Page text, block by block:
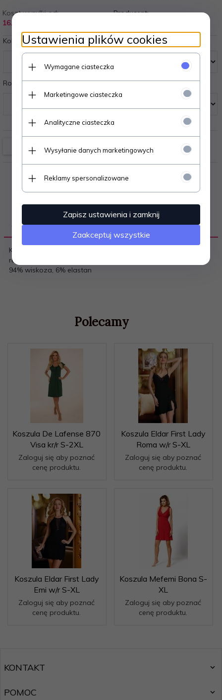
Koszt wysyłki od:
16.99 PLN
Producent:
Kolory:
Rozmiary:
OPIS PRODUKTU
Koszula damska - z delikatnej wiskozy - na wąskim,
regulowanym ramiączku - dekolt zdobiony kokardką Skład:
94% wiskoza, 6% elastan
Polecamy
Koszula De Lafense 870
Visa kr/r S-2XL
Zaloguj się aby poznać
cenę produktu.
Koszula Eldar First Lady
Roma w/r S-XL
Zaloguj się aby poznać
cenę produktu.
Koszula Eldar First Lady
Emi w/r S-XL
Zaloguj się aby poznać
cenę produktu.
Koszula Mefemi Bona S-
XL
Zaloguj się aby poznać
cenę produktu.
KONTAKT
POMOC
Ustawienia plików cookies
Wymagane ciasteczka
Marketingowe ciasteczka
Analityczne ciasteczka
Wysyłanie danych marketingowych
Reklamy spersonalizowane
Zapisz ustawienia i zamknij
Zaakceptuj wszystkie